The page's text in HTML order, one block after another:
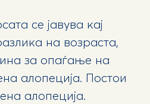
се јавува кај
на возраста,
за опаѓање на
алопеција. Постои
алопеција.